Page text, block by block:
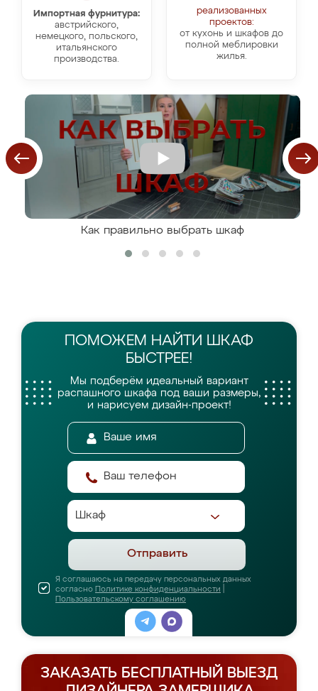
Импортная фурнитура:
австрийского,
немецкого, польского,
итальянского
производства.
реализованных
проектов:
от кухонь и шкафов до
полной меблировки
жилья.
Как правильно выбрать шкаф
ПОМОЖЕМ НАЙТИ ШКАФ
БЫСТРЕЕ!
Мы подберём идеальный вариант
распашного шкафа под ваши размеры,
и нарисуем дизайн-проект!
Отправить
Я соглашаюсь на передачу персональных данных
согласно Политике конфиденциальности
Пользовательскому соглашению
ЗАКАЗАТЬ БЕСПЛАТНЫЙ ВЫЕЗД